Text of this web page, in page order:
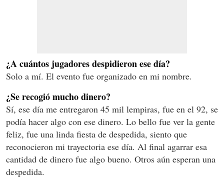
¿A cuántos jugadores despidieron ese día?
Solo a mí. El evento fue organizado en mi nombre.
¿Se recogió mucho dinero?
Sí, ese día me entregaron 45 mil lempiras, fue en el 92, se
podía hacer algo con ese dinero. Lo bello fue ver la gente
feliz, fue una linda fiesta de despedida, siento que
reconocieron mi trayectoria ese día. Al final agarrar esa
cantidad de dinero fue algo bueno. Otros aún esperan una
despedida.